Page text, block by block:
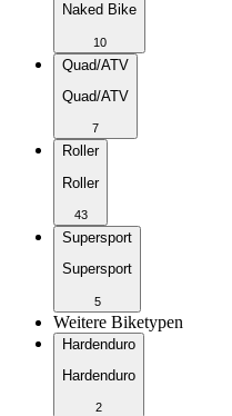
Naked Bike
10
Quad/ATV
Quad/ATV
7
Roller
Roller
43
Supersport
Supersport
5
Weitere Biketypen
Hardenduro
Hardenduro
2